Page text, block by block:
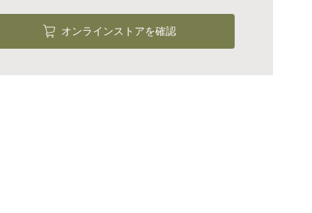
オンラインストアを確認